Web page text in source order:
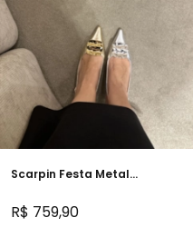
Scarpin Festa Metal
Confortável - 473D.11737
R$ 759,90